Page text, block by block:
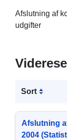
Afslutning af
udgifter
Sort
Afslutning
2004